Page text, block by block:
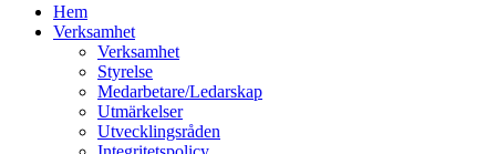
vidare
Hem
Verksamhet
Verksamhet
Styrelse
Medarbetare/Ledarskap
Utmärkelser
Utvecklingsråden